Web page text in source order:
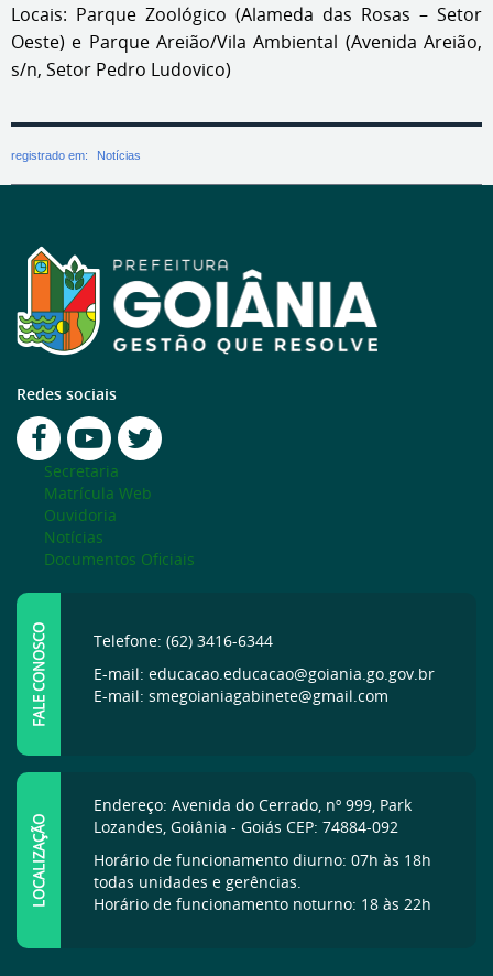
Locais: Parque Zoológico (Alameda das Rosas – Setor
Oeste) e Parque Areião/Vila Ambiental (Avenida Areião,
s/n, Setor Pedro Ludovico)
registrado em: Notícias
Redes sociais
Secretaria
Matrícula Web
Ouvidoria
Notícias
Documentos Oficiais
FALE CONOSCO
Telefone: (62) 3416-6344
E-mail: educacao.educacao@goiania.go.gov.br
E-mail: smegoianiagabinete@gmail.com
LOCALIZAÇÃO
Endereço: Avenida do Cerrado, nº 999, Park
Lozandes, Goiânia - Goiás CEP: 74884-092
Horário de funcionamento diurno: 07h às 18h
todas unidades e gerências.
Horário de funcionamento noturno: 18 às 22h